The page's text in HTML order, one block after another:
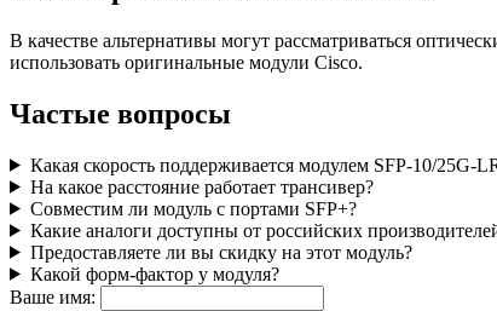
В качестве альтернативы могут рассматриваться
использовать оригинальные модули Cisco.
Частые вопросы
Какая скорость поддерживается модулем SFP-10/25G-
На какое расстояние работает трансивер?
Совместим ли модуль с портами SFP+?
Какие аналоги доступны от российских
Предоставляете ли вы скидку на этот модуль?
Какой форм-фактор у модуля?
Ваше имя: